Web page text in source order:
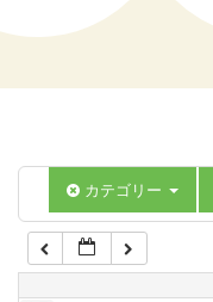
カテゴリー
04:00
07:00